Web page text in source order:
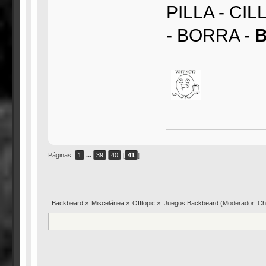
PILLA -
- BORRA -
Páginas: 1 ... 39 40 [ 41 ]
Backbeard» Miscelánea » Offtopic » Juegos Backbeard(Moderador: